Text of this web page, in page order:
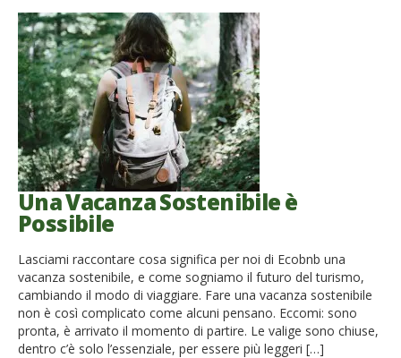
Una Vacanza Sostenibile è
Possibile
Lasciami raccontare cosa significa per noi di Ecobnb una
vacanza sostenibile, e come sogniamo il futuro del turismo,
cambiando il modo di viaggiare. Fare una vacanza sostenibile
non è così complicato come alcuni pensano. Eccomi: sono
pronta, è arrivato il momento di partire. Le valige sono chiuse,
dentro c’è solo l’essenziale, per essere più leggeri […]